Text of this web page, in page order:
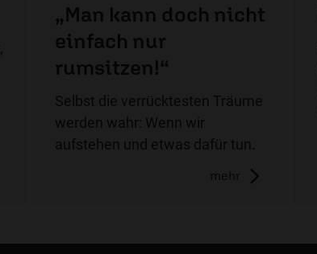
„Man kann doch nicht
einfach nur
rumsitzen!“
Selbst die verrücktesten Träume
werden wahr: Wenn wir
aufstehen und etwas dafür tun.
mehr